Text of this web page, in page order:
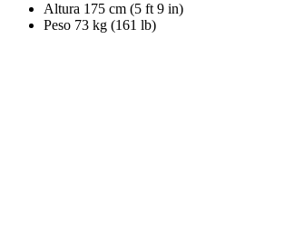
Altura 175 cm (5 ft 9 in)
Peso 73 kg (161 lb)